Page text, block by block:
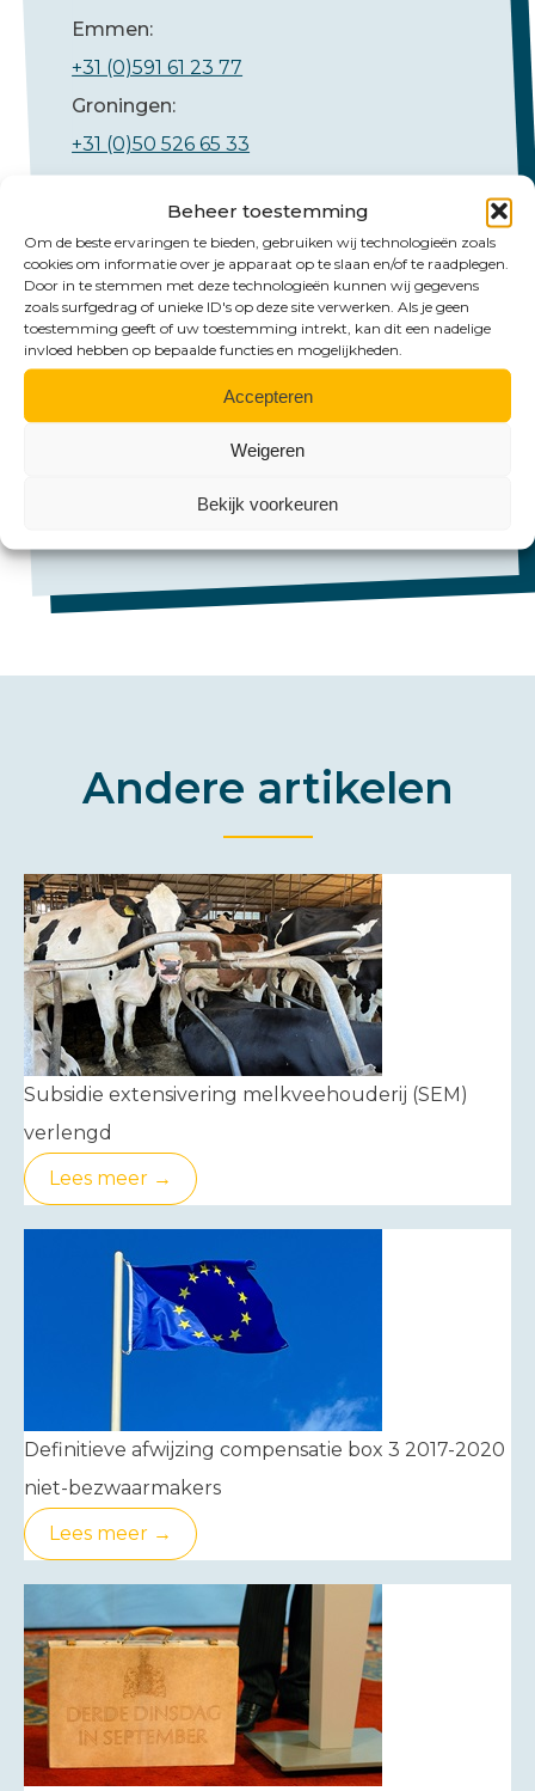
Beheer toestemming
Om de beste ervaringen te bieden, gebruiken wij technologieën zoals
cookies om informatie over je apparaat op te slaan en/of te raadplegen.
Door in te stemmen met deze technologieën kunnen wij gegevens
zoals surfgedrag of unieke ID's op deze site verwerken. Als je geen
toestemming geeft of uw toestemming intrekt, kan dit een nadelige
invloed hebben op bepaalde functies en mogelijkheden.
Accepteren
Weigeren
Bekijk voorkeuren
Emmen:
+31 (0)591 61 23 77
Groningen:
+31 (0)50 526 65 33
Mail ons
emmen@hlb-nannen.nl
groningen@hlb-nannen.nl
Andere artikelen
Subsidie extensivering melkveehouderij (SEM)
verlengd
Lees meer →
Definitieve afwijzing compensatie box 3 2017-2020
niet-bezwaarmakers
Lees meer →